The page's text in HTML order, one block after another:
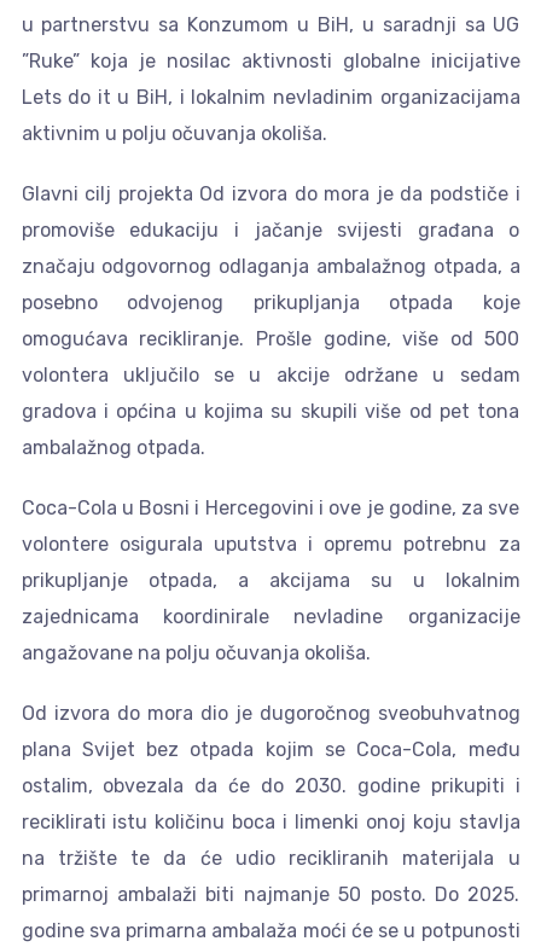
u partnerstvu sa Konzumom u BiH, u saradnji sa UG
”Ruke” koja je nosilac aktivnosti globalne inicijative
Lets do it u BiH, i lokalnim nevladinim organizacijama
aktivnim u polju očuvanja okoliša.
Glavni cilj projekta Od izvora do mora je da podstiče i
promoviše edukaciju i jačanje svijesti građana o
značaju odgovornog odlaganja ambalažnog otpada, a
posebno odvojenog prikupljanja otpada koje
omogućava recikliranje. Prošle godine, više od 500
volontera uključilo se u akcije održane u sedam
gradova i općina u kojima su skupili više od pet tona
ambalažnog otpada.
Coca-Cola u Bosni i Hercegovini i ove je godine, za sve
volontere osigurala uputstva i opremu potrebnu za
prikupljanje otpada, a akcijama su u lokalnim
zajednicama koordinirale nevladine organizacije
angažovane na polju očuvanja okoliša.
Od izvora do mora dio je dugoročnog sveobuhvatnog
plana Svijet bez otpada kojim se Coca-Cola, među
ostalim, obvezala da će do 2030. godine prikupiti i
reciklirati istu količinu boca i limenki onoj koju stavlja
na tržište te da će udio recikliranih materijala u
primarnoj ambalaži biti najmanje 50 posto. Do 2025.
godine sva primarna ambalaža moći će se u potpunosti